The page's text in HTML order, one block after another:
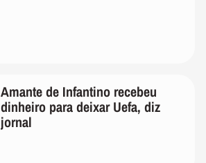
Amante de Infantino recebeu
dinheiro para deixar Uefa, diz
jornal